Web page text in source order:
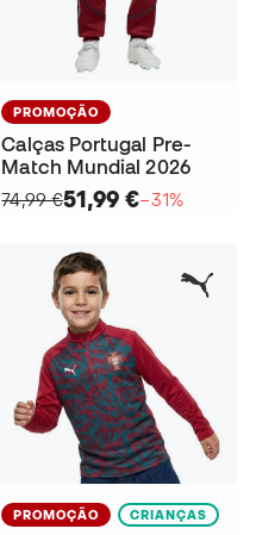
PROMOÇÃO
Calças Portugal Pre-
Match Mundial 2026
74,99 €51,99 €−31%
PROMOÇÃO CRIANÇAS